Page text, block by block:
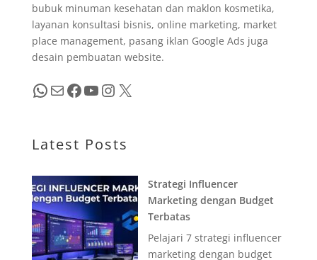
bubuk minuman kesehatan dan maklon kosmetika,
layanan konsultasi bisnis, online marketing, market
place management, pasang iklan Google Ads juga
desain pembuatan website.
WhatsApp Mail Facebook YouTube InstagramX
Latest Posts
Strategi Influencer
Marketing dengan Budget
Terbatas
Pelajari 7 strategi influencer
marketing dengan budget